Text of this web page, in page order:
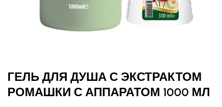
ГЕЛЬ ДЛЯ ДУША С ЭКСТРАКТОМ
РОМАШКИ С АППАРАТОМ 1000 МЛ